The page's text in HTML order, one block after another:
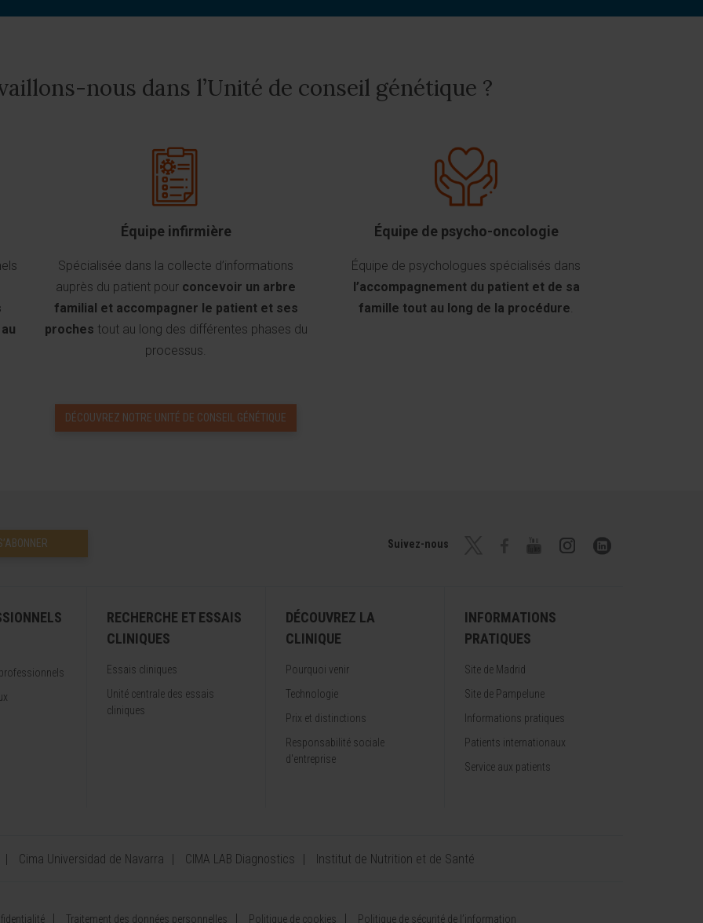
nous dans l’Unité de conseil génétique ?
Équipe infirmière
Spécialisée dans la collecte d’informations
auprès du patient pour concevoir un arbre
familial et accompagner le patient et ses
proches tout au long des différentes phases du
processus.
Équipe de psycho-oncologie
Équipe de psychologues spécialisés dans
l’accompagnement du patient et de sa
famille tout au long de la procédure.
DÉCOUVREZ NOTRE UNITÉ DE CONSEIL GÉNÉTIQUE
Suivez-nous
RECHERCHE ET ESSAIS
CLINIQUES
Essais cliniques
Unité centrale des essais
cliniques
DÉCOUVREZ LA
CLINIQUE
Pourquoi venir
Technologie
Prix et distinctions
Responsabilité sociale
d'entreprise
INFORMATIONS
PRATIQUES
Site de Madrid
Site de Pampelune
Informations pratiques
Patients internationaux
Service aux patients
Cima Universidad de Navarra CIMA LAB Diagnostics Institut de Nutrition et de Santé
Traitement des données personnelles Politique de cookies Politique de sécurité de l’information